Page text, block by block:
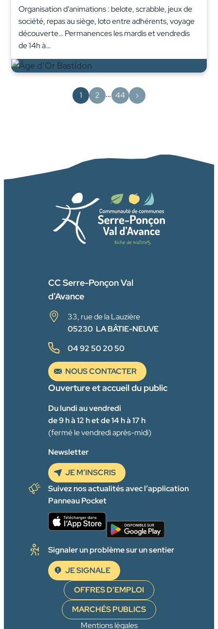
Organisation d’animations : belote, scrabble, jeux de
société, repas au siège, loto entre adhérents, voyage
découverte… Permanences les mardis et vendredis
de 14h à…
1 2 … 44 ›
CC Serre-Ponçon Val
d’Avance
33, rue de la Lauzière
05230 LA BÂTIE-NEUVE
04 92 50 20 50
NOUS CONTACTER
Ouverture et accueil du public
Du lundi au vendredi
de 9 h à 12 h et de 14 h à 17 h
(fermé le vendredi après-midi)
Newsletter
JE M’INSCRIS
Suivez nos actualités avec l’application
Panneau Pocket
Signaler un problème sur un sentier
JE SIGNALE
OFFRES D’EMPLOI
MARCHÉS PUBLICS
Mentions légales